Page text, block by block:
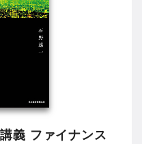
義 ファイナンス